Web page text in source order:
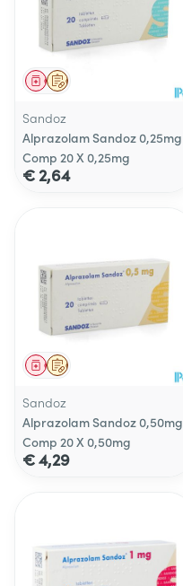
Op voorschrift
Geneesmiddel
Sandoz
Alprazolam Sandoz 0,25mg
Comp 20 X 0,25mg
€ 2,64
Op voorschrift
Geneesmiddel
Sandoz
Alprazolam Sandoz 0,50mg
Comp 20 X 0,50mg
€ 4,29